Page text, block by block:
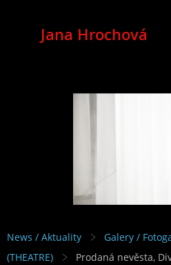
Jana Hrochová
MEZZOSOPRANO
News / Aktuality Galery /
(THEATRE)
Prodaná nevěsta,